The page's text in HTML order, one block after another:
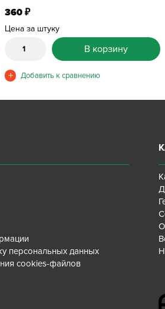
360₽
Цена за штуку
В корзину
персональных данных
cookies-файлов